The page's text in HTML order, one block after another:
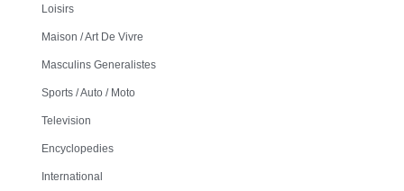
Loisirs
Maison / Art De Vivre
Masculins Generalistes
Sports / Auto / Moto
Television
Encyclopedies
International